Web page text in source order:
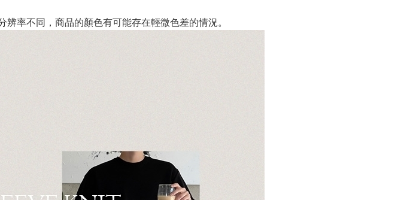
率不同，商品的顏色有可能存在輕微色差的情況。